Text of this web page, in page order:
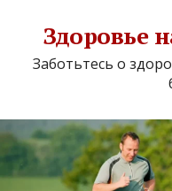
Здоровье
Заботьтесь о